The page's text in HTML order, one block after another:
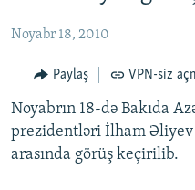
qayıt
KORRUPSIOMETR
#ƏSLINDƏ
FƏRQƏ BAX
QANUNI DOĞRU
ARAŞDIRMA
Noyabr 18, 2010
Paylaş VPN-siz
Noyabrın 18-də Bakıda
prezidentləri İlham
arasında görüş keçirilib.